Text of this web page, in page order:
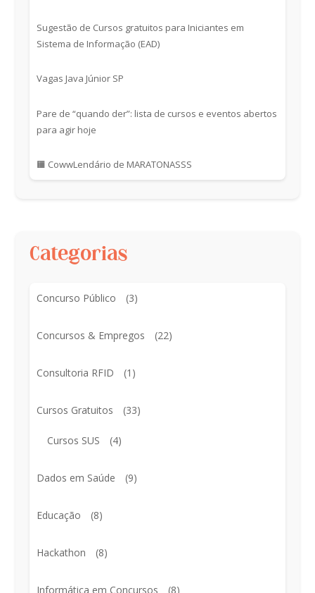
Sugestão de Cursos gratuitos para Iniciantes em
Sistema de Informação (EAD)
Vagas Java Júnior SP
Pare de “quando der”: lista de cursos e eventos abertos
para agir hoje
🟧 CowwLendário de MARATONASSS
Categorias
Concurso Público (3)
Concursos & Empregos (22)
Consultoria RFID (1)
Cursos Gratuitos (33)
Cursos SUS (4)
Dados em Saúde (9)
Educação (8)
Hackathon (8)
Informática em Concursos (8)